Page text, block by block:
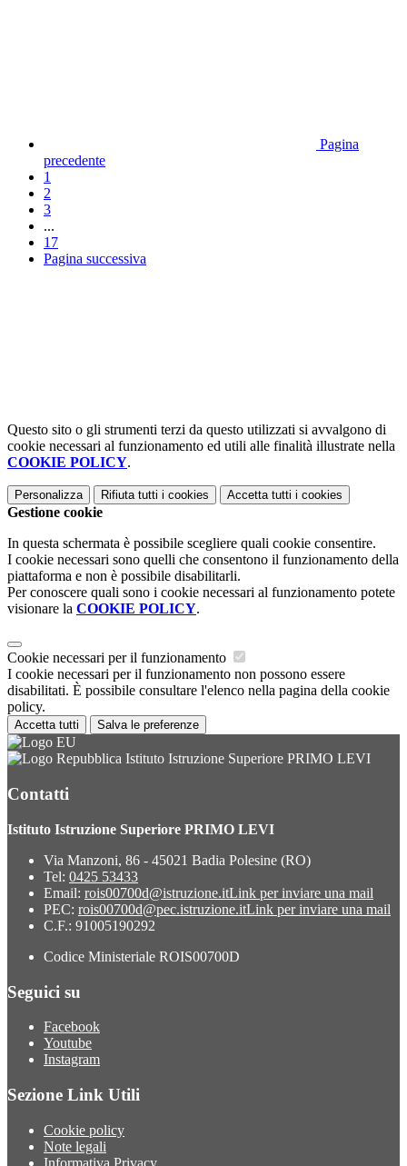
Pagina
precedente
1
2
3
...
17
Pagina successiva
Questo sito o gli strumenti terzi da questo utilizzati si avvalgono di
cookie necessari al funzionamento ed utili alle finalità illustrate nella
COOKIE POLICY.
Personalizza Rifiuta tutti i cookies Accetta tutti i cookies
Gestione cookie
In questa schermata è possibile scegliere quali cookie consentire.
I cookie necessari sono quelli che consentono il funzionamento della
piattaforma e non è possibile disabilitarli.
Per conoscere quali sono i cookie necessari al funzionamento potete
visionare la COOKIE POLICY.
Cookie necessari per il funzionamento
I cookie necessari per il funzionamento non possono essere
disabilitati. È possibile consultare l'elenco nella pagina della cookie
policy.
Accetta tutti Salva le preferenze
Istituto Istruzione Superiore PRIMO LEVI
Contatti
Istituto Istruzione Superiore PRIMO LEVI
Via Manzoni, 86 - 45021 Badia Polesine (RO)
Tel: 0425 53433
Email: rois00700d@istruzione.itLink per inviare una mail
PEC: rois00700d@pec.istruzione.itLink per inviare una mail
C.F.: 91005190292
Codice Ministeriale ROIS00700D
Seguici su
Facebook
Youtube
Instagram
Sezione Link Utili
Cookie policy
Note legali
Informativa Privacy